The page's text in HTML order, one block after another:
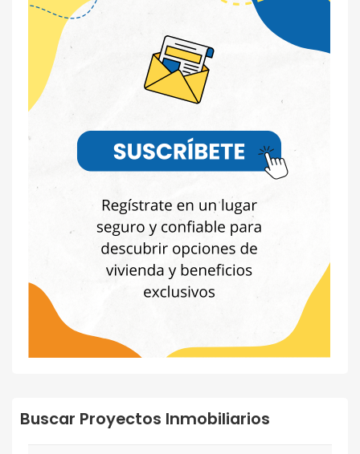
Buscar Proyectos Inmobiliarios